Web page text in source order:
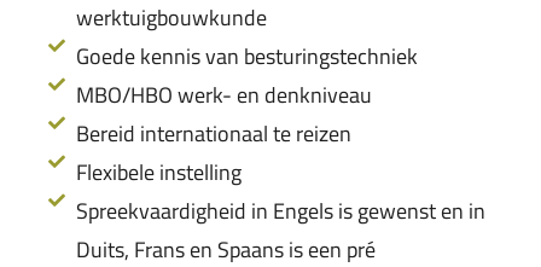
werktuigbouwkunde
Goede kennis van besturingstechniek
MBO/HBO werk- en denkniveau
Bereid internationaal te reizen
Flexibele instelling
Spreekvaardigheid in Engels is gewenst en in
Duits, Frans en Spaans is een pré